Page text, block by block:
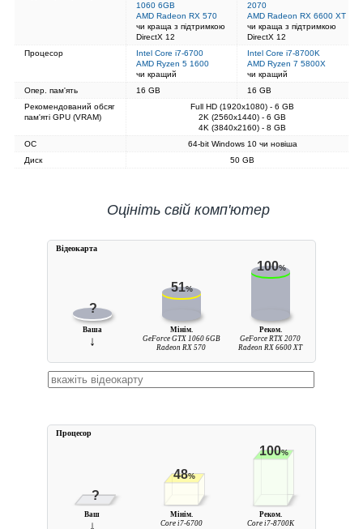
1060 6GB
AMD Radeon RX 570
чи краща з підтримкою
DirectX 12
2070
AMD Radeon RX 6600 XT
чи краща з підтримкою
DirectX 12
Процесор
Intel Core i7-6700
AMD Ryzen 5 1600
чи кращий
Intel Core i7-8700K
AMD Ryzen 7 5800X
чи кращий
Опер. пам'ять
16 GB
16 GB
Рекомендований обсяг
пам'яті GPU (VRAM)
Full HD (1920x1080) - 6 GB
2K (2560x1440) - 6 GB
4K (3840x2160) - 8 GB
ОС
64-bit Windows 10 чи новіша
Диск
50 GB
Оцініть свій комп'ютер
?
51%
100%
Ваша
↓
Мінім.
GeForce GTX 1060 6GB
Radeon RX 570
Реком.
GeForce RTX 2070
Radeon RX 6600 XT
Вiдеокарта
?
48%
100%
Ваш
↓
Мінім.
Core i7-6700
Реком.
Core i7-8700K
Процесор